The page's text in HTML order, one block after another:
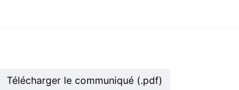
Télécharger le communiqué (.pdf)